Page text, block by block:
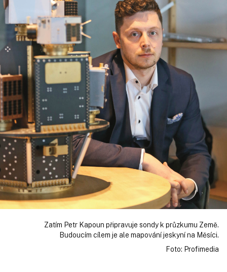
Zatím Petr Kapoun připravuje sondy k průzkumu Země.
Budoucím cílem je ale mapování jeskyní na Měsíci.
Foto: Profimedia